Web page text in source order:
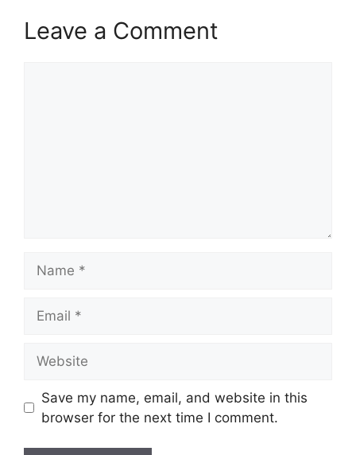
Leave a Comment
Save my name, email, and website in this
browser for the next time I comment.